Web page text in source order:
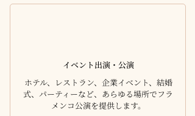
イベント出演・公演
ホテル、レストラン、企業イベント、結婚
式、パーティーなど、あらゆる場所でフラ
メンコ公演を提供します。